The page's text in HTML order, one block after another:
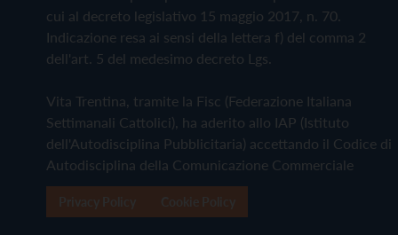
cui al decreto legislativo 15 maggio 2017, n. 70.
Indicazione resa ai sensi della lettera f) del comma 2
dell'art. 5 del medesimo decreto Lgs.
Vita Trentina, tramite la Fisc (Federazione Italiana
Settimanali Cattolici), ha aderito allo IAP (Istituto
dell'Autodisciplina Pubblicitaria) accettando il Codice di
Autodisciplina della Comunicazione Commerciale